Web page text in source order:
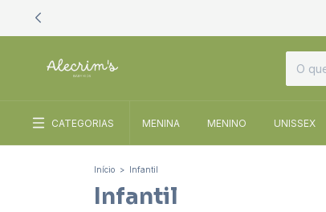
CATEGORIAS MENINA MENINO UNISSEX
Início > Infantil
Infantil